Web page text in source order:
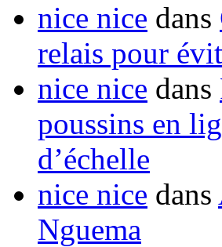
nice nice dans
relais pour
nice nice dans
poussins en
d’échelle
nice nice dans
Nguema